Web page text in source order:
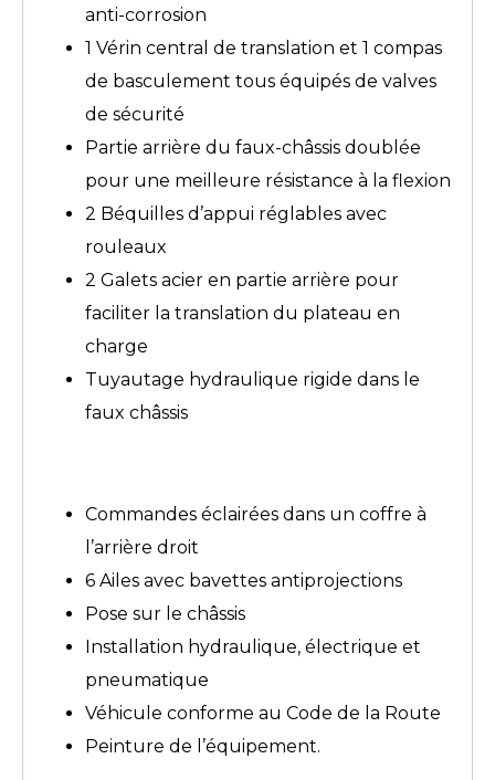
anti-corrosion
1 Vérin central de translation et 1 compas
de basculement tous équipés de valves
de sécurité
Partie arrière du faux-châssis doublée
pour une meilleure résistance à la flexion
2 Béquilles d’appui réglables avec
rouleaux
2 Galets acier en partie arrière pour
faciliter la translation du plateau en
charge
Tuyautage hydraulique rigide dans le
faux châssis
Commandes éclairées dans un coffre à
l’arrière droit
6 Ailes avec bavettes antiprojections
Pose sur le châssis
Installation hydraulique, électrique et
pneumatique
Véhicule conforme au Code de la Route
Peinture de l’équipement.